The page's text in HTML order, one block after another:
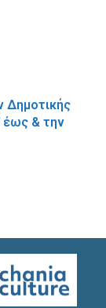
Δημοτικής
έως & την